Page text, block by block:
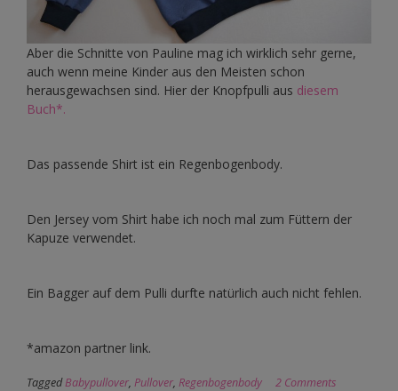
Aber die Schnitte von Pauline mag ich wirklich sehr gerne,
auch wenn meine Kinder aus den Meisten schon
herausgewachsen sind. Hier der Knopfpulli aus diesem
Buch*.
Das passende Shirt ist ein Regenbogenbody.
Den Jersey vom Shirt habe ich noch mal zum Füttern der
Kapuze verwendet.
Ein Bagger auf dem Pulli durfte natürlich auch nicht fehlen.
*amazon partner link.
TaggedBabypullover, Pullover, Regenbogenbody 2 Comments